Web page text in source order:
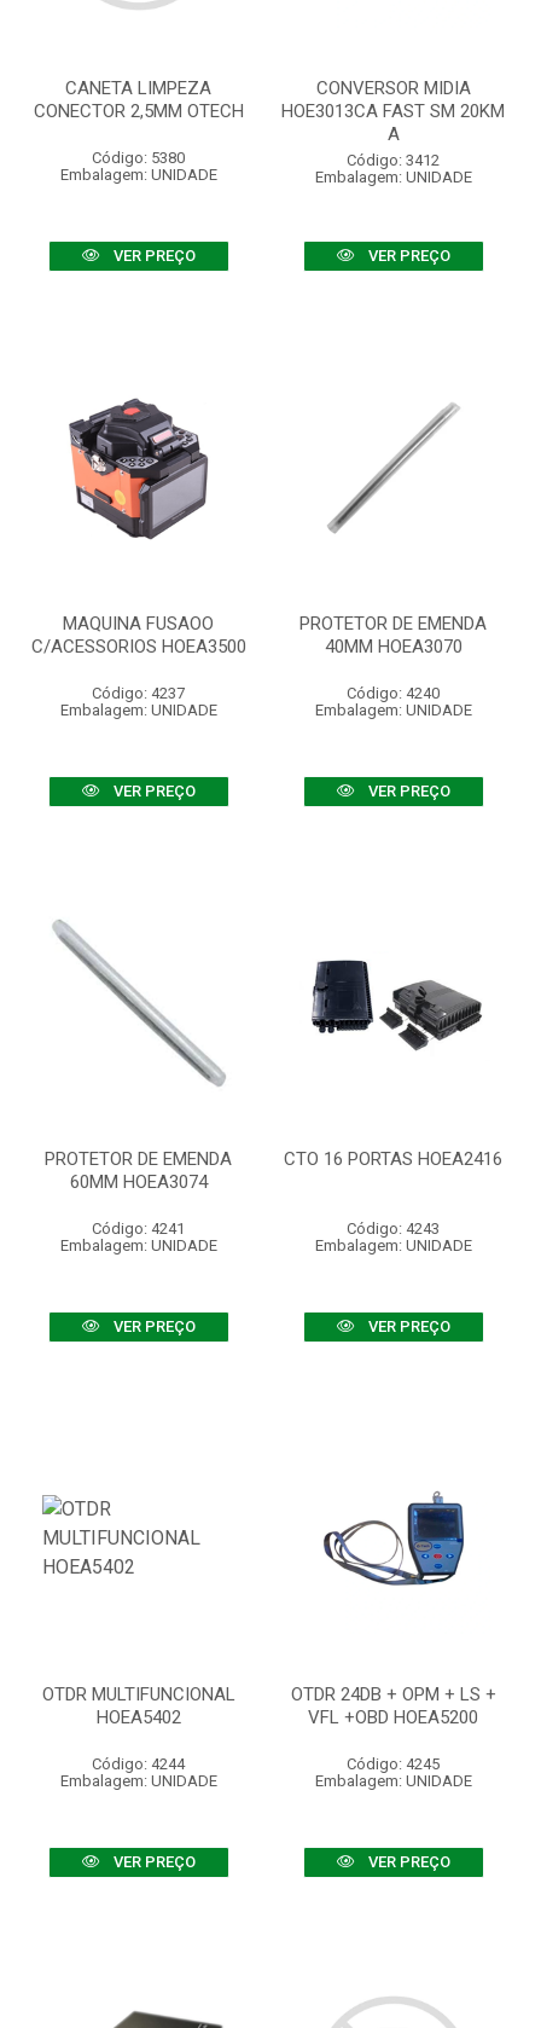
CANETA LIMPEZA
CONECTOR 2,5MM OTECH
Código: 5380
Embalagem: UNIDADE
VER PREÇO
CONVERSOR MIDIA
HOE3013CA FAST SM 20KM
A
Código: 3412
Embalagem: UNIDADE
VER PREÇO
MAQUINA FUSAOO
C/ACESSORIOS HOEA3500
Código: 4237
Embalagem: UNIDADE
VER PREÇO
PROTETOR DE EMENDA
40MM HOEA3070
Código: 4240
Embalagem: UNIDADE
VER PREÇO
PROTETOR DE EMENDA
60MM HOEA3074
Código: 4241
Embalagem: UNIDADE
VER PREÇO
CTO 16 PORTAS HOEA2416
Código: 4243
Embalagem: UNIDADE
VER PREÇO
OTDR MULTIFUNCIONAL
HOEA5402
Código: 4244
Embalagem: UNIDADE
VER PREÇO
OTDR 24DB + OPM + LS +
VFL +OBD HOEA5200
Código: 4245
Embalagem: UNIDADE
VER PREÇO